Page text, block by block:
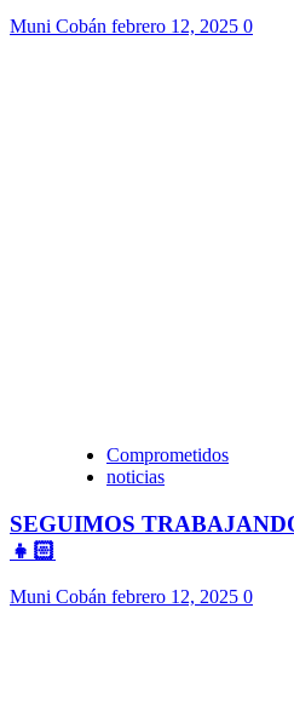
Muni Cobán febrero 12, 2025 0
Comprometidos
noticias
SEGUIMOS
👧🏻
Muni Cobán febrero 12, 2025 0